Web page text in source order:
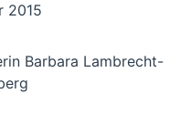
2015